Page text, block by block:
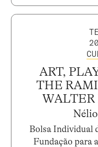
ART,
THE
WALTER
Bolsa Individual
Fundação para